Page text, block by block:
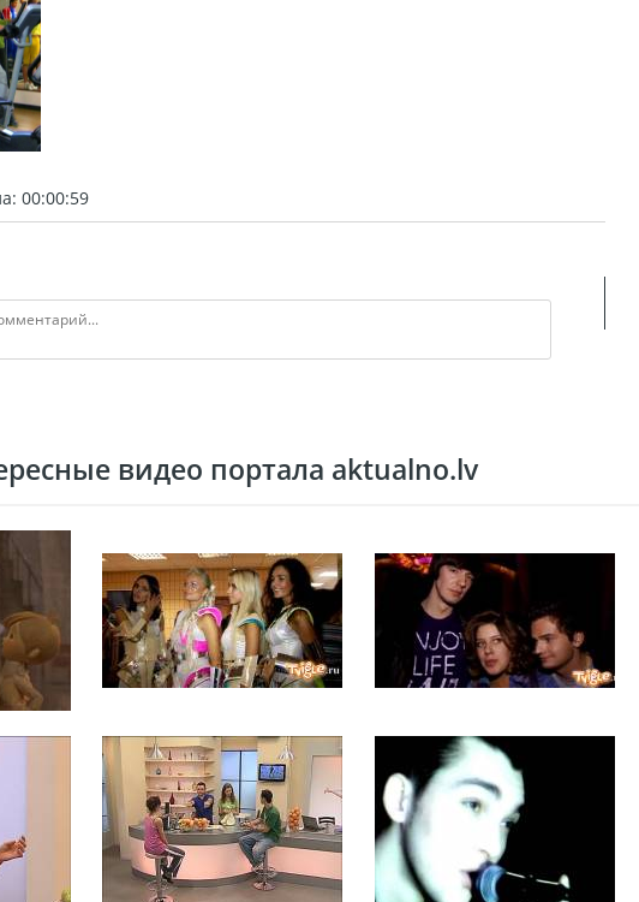
: 00:00:59
видео портала aktualno.lv